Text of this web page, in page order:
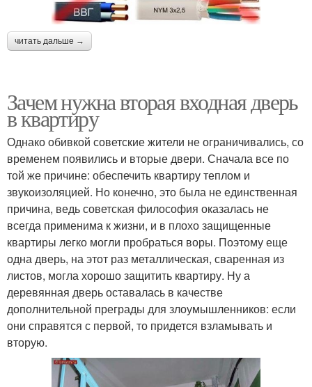
читать дальше →
Зачем нужна вторая входная дверь
в квартиру
Однако обивкой советские жители не ограничивались, со
временем появились и вторые двери. Сначала все по
той же причине: обеспечить квартиру теплом и
звукоизоляцией. Но конечно, это была не единственная
причина, ведь советская философия оказалась не
всегда применима к жизни, и в плохо защищенные
квартиры легко могли пробраться воры. Поэтому еще
одна дверь, на этот раз металлическая, сваренная из
листов, могла хорошо защитить квартиру. Ну а
деревянная дверь оставалась в качестве
дополнительной преграды для злоумышленников: если
они справятся с первой, то придется взламывать и
вторую.